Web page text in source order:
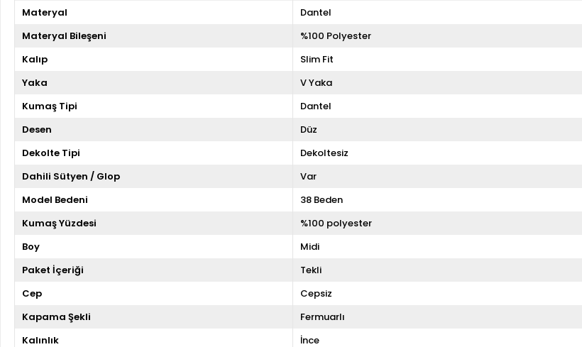
Materyal
Dantel
Materyal Bileşeni
%100 Polyester
Kalıp
Slim Fit
Yaka
V Yaka
Kumaş Tipi
Dantel
Desen
Düz
Dekolte Tipi
Dekoltesiz
Dahili Sütyen / Glop
Var
Model Bedeni
38 Beden
Kumaş Yüzdesi
%100 polyester
Boy
Midi
Paket İçeriği
Tekli
Cep
Cepsiz
Kapama Şekli
Fermuarlı
Kalınlık
İnce